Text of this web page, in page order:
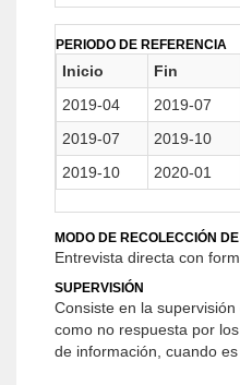
PERIODO DE REFERENCIA
Inicio Fin
2019-04
2019-07
2019-07
2019-10
2019-10
2020-01
MODO DE RECOLECCIÓN
Entrevista directa con
SUPERVISIÓN
Consiste en la
como no respuesta por
de información, cuando es